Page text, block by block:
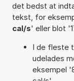
det bedst at
tekst, for
cal/s' eller blot
I de fleste
udelades
eksempel